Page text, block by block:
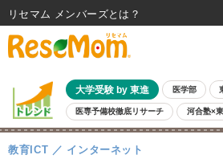
大学受験 by 東進 医学部
医専予備校徹底リサーチ 河合塾×
親子で考える大学選び 高校受験 中学受験
共通テスト 夏休み 8月開催学校説明会・相談
教育ICT インターネット
リセマム メンバーズ